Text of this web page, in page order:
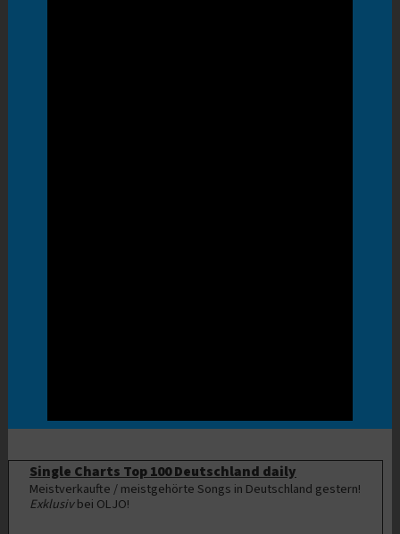
Single Charts Top 100 Deutschland daily
Meistverkaufte / meistgehörte Songs in Deutschland gestern!
Exklusivbei OLJO!